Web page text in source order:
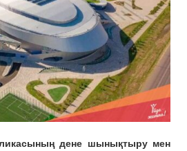
дене шынықтыру мен